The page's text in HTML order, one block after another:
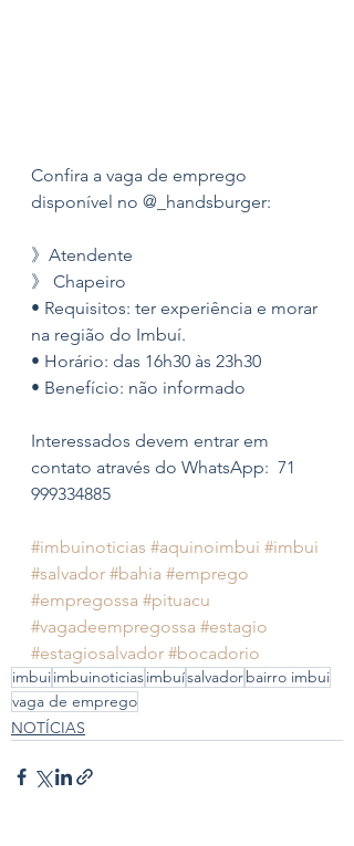
Confira a vaga de emprego
disponível no @_handsburger:
》Atendente
》 Chapeiro
• Requisitos: ter experiência e morar
na região do Imbuí.
• Horário: das 16h30 às 23h30
• Benefício: não informado
Interessados devem entrar em
contato através do WhatsApp:  71
999334885
#imbuinoticias #aquinoimbui #imbui
#salvador #bahia #emprego
#empregossa #pituacu
#vagadeempregossa #estagio
#estagiosalvador #bocadorio
imbuiimbuinoticiasimbuísalvadorbairro imbui
vaga de emprego
NOTÍCIAS